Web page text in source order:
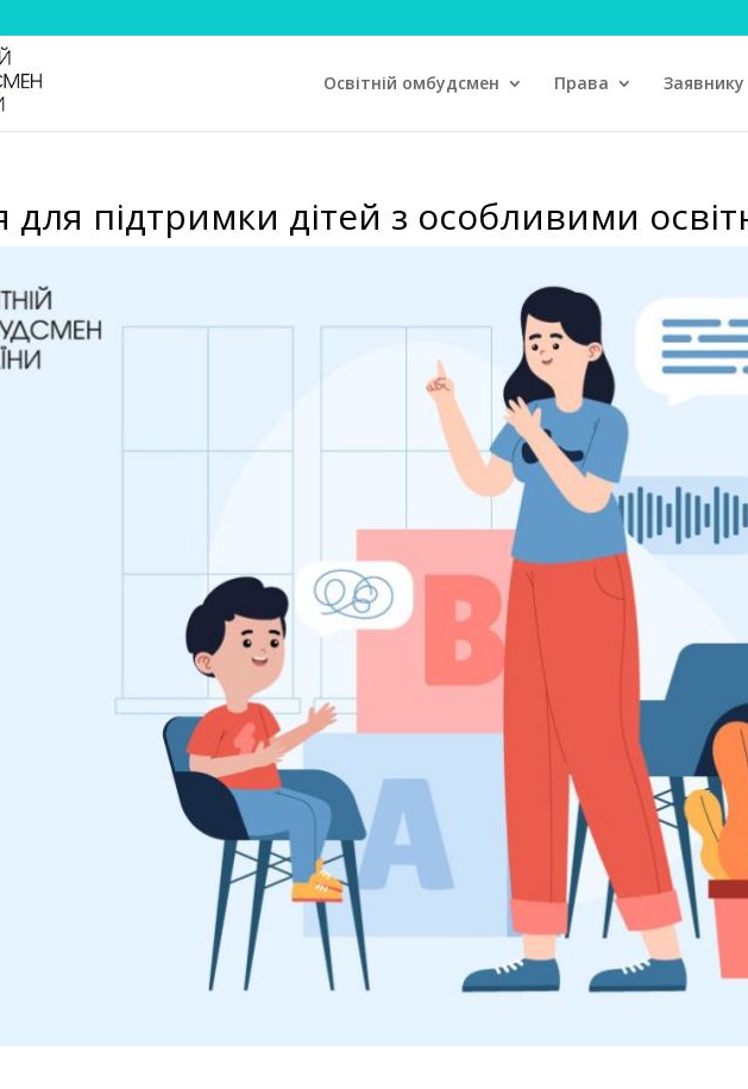
Освітній омбудсмен Права Заявнику
для підтримки дітей з особливими